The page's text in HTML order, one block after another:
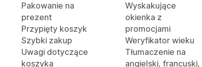
Pakowanie na
prezent
Przypięty koszyk
Szybki zakup
Uwagi dotyczące
koszyka
Wyskakujące
okienka z
promocjami
Weryfikator wieku
Tłumaczenie na
angielski, francuski,